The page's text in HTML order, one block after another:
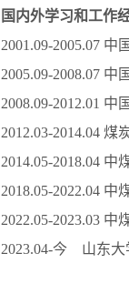
国内外学习和工作
2001.09-2005.07
2005.09-2008.07
2008.09-2012.01
2012.03-2014.04
2014.05-2018.04
2018.05-2022.04
2022.05-2023.03
2023.04-今 山东大